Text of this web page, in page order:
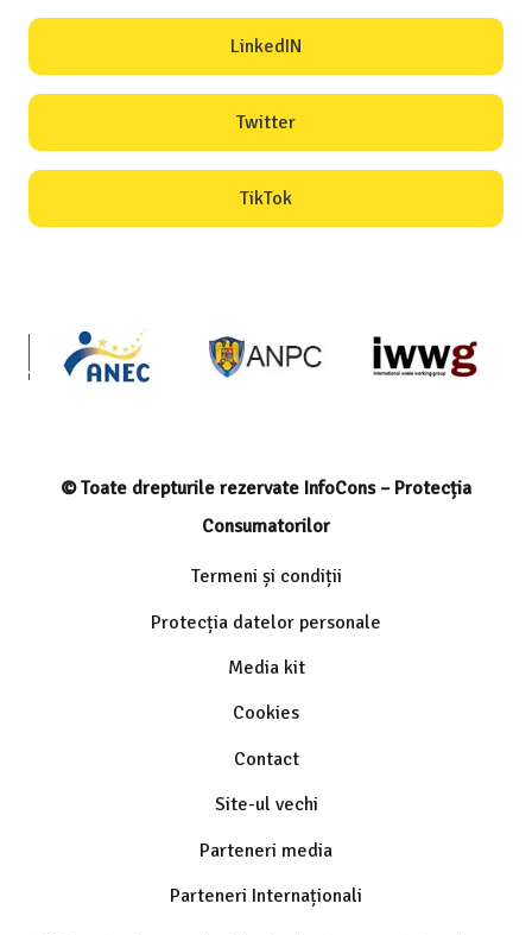
LinkedIN
Twitter
TikTok
© Toate drepturile rezervate InfoCons – Protecția
Consumatorilor
Termeni și condiții
Protecția datelor personale
Media kit
Cookies
Contact
Site-ul vechi
Parteneri media
Parteneri Internaționali